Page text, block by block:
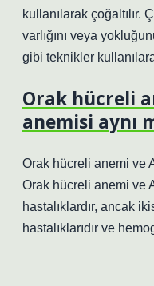
kullanılarak çoğaltılır.
varlığını veya
gibi teknikler
Orak hücreli
anemisi aynı
Orak hücreli anemi ve
Orak hücreli anemi ve
hastalıklardır, ancak
hastalıklarıdır ve